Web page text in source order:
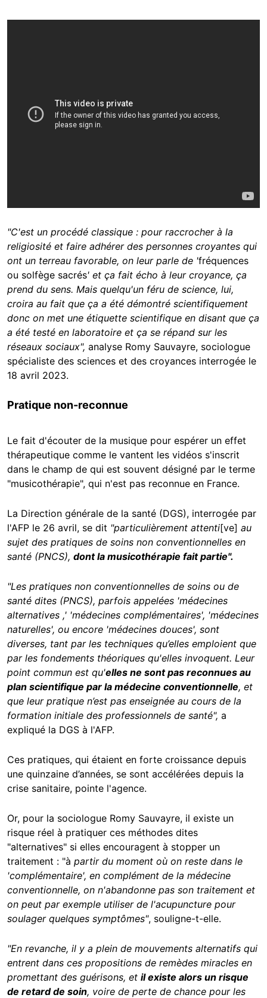
"C'est un procédé classique : pour raccrocher à la
religiosité et faire adhérer des personnes croyantes qui
ont un terreau favorable, on leur parle de 'fréquences
ou solfège sacrés' et ça fait écho à leur croyance, ça
prend du sens. Mais quelqu'un féru de science, lui,
croira au fait que ça a été démontré scientifiquement
donc on met une étiquette scientifique en disant que ça
a été testé en laboratoire et ça se répand sur les
réseaux sociaux", analyse Romy Sauvayre, sociologue
spécialiste des sciences et des croyances interrogée le
18 avril 2023.
Pratique non-reconnue
Le fait d'écouter de la musique pour espérer un effet
thérapeutique comme le vantent les vidéos s'inscrit
dans le champ de qui est souvent désigné par le terme
"musicothérapie", qui n'est pas reconnue en France.
La Direction générale de la santé (DGS), interrogée par
l'AFP le 26 avril, se dit "particulièrement attenti[ve] au
sujet des pratiques de soins non conventionnelles en
santé (PNCS), dont la musicothérapie fait partie".
"Les pratiques non conventionnelles de soins ou de
santé dites (PNCS), parfois appelées 'médecines
alternatives ,' 'médecines complémentaires', 'médecines
naturelles', ou encore 'médecines douces', sont
diverses, tant par les techniques qu’elles emploient que
par les fondements théoriques qu'elles invoquent. Leur
point commun est qu'elles ne sont pas reconnues au
plan scientifique par la médecine conventionnelle, et
que leur pratique n’est pas enseignée au cours de la
formation initiale des professionnels de santé", a
expliqué la DGS à l'AFP.
Ces pratiques, qui étaient en forte croissance depuis
une quinzaine d’années, se sont accélérées depuis la
crise sanitaire, pointe l'agence.
Or, pour la sociologue Romy Sauvayre, il existe un
risque réel à pratiquer ces méthodes dites
"alternatives" si elles encouragent à stopper un
traitement : "à partir du moment où on reste dans le
'complémentaire', en complément de la médecine
conventionnelle, on n'abandonne pas son traitement et
on peut par exemple utiliser de l'acupuncture pour
soulager quelques symptômes", souligne-t-elle.
"En revanche, il y a plein de mouvements alternatifs qui
entrent dans ces propositions de remèdes miracles en
promettant des guérisons, et il existe alors un risque
de retard de soin, voire de perte de chance pour les